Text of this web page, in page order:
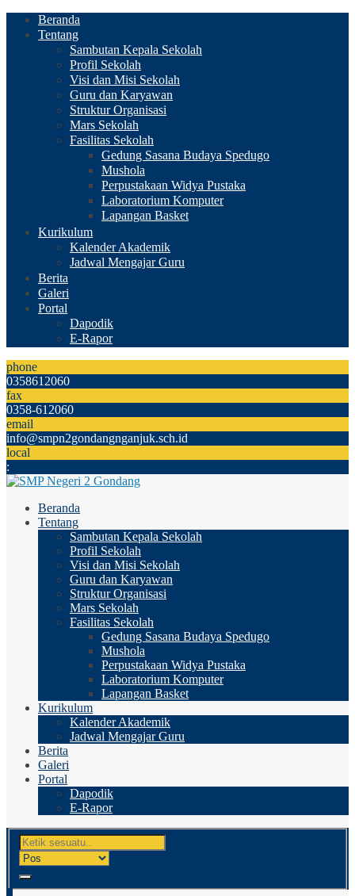
Beranda
Tentang
Sambutan Kepala Sekolah
Profil Sekolah
Visi dan Misi Sekolah
Guru dan Karyawan
Struktur Organisasi
Mars Sekolah
Fasilitas Sekolah
Gedung Sasana Budaya Spedugo
Mushola
Perpustakaan Widya Pustaka
Laboratorium Komputer
Lapangan Basket
Kurikulum
Kalender Akademik
Jadwal Mengajar Guru
Berita
Galeri
Portal
Dapodik
E-Rapor
phone
0358612060
fax
0358-612060
email
info@smpn2gondangnganjuk.sch.id
local
:
Beranda
Tentang
Sambutan Kepala Sekolah
Profil Sekolah
Visi dan Misi Sekolah
Guru dan Karyawan
Struktur Organisasi
Mars Sekolah
Fasilitas Sekolah
Gedung Sasana Budaya Spedugo
Mushola
Perpustakaan Widya Pustaka
Laboratorium Komputer
Lapangan Basket
Kurikulum
Kalender Akademik
Jadwal Mengajar Guru
Berita
Galeri
Portal
Dapodik
E-Rapor